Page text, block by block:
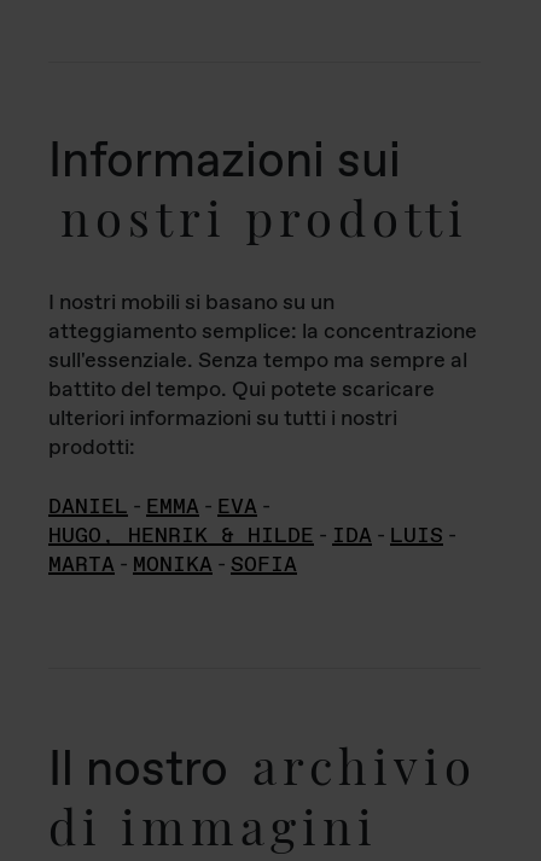
Informazioni sui
nostri prodotti
I nostri mobili si basano su un
atteggiamento semplice: la concentrazione
sull'essenziale. Senza tempo ma sempre al
battito del tempo. Qui potete scaricare
ulteriori informazioni su tutti i nostri
prodotti:
DANIEL - EMMA - EVA -
HUGO, HENRIK & HILDE - IDA - LUIS -
MARTA - MONIKA - SOFIA
Il nostro archivio
di immagini